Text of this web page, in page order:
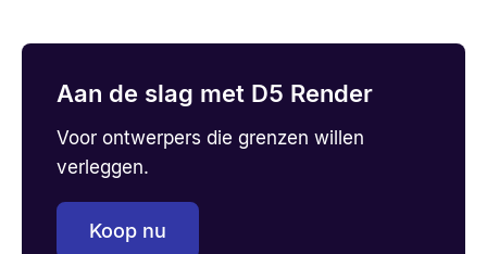
Aan de slag met D5 Render
Voor ontwerpers die grenzen willen
verleggen.
Koop nu